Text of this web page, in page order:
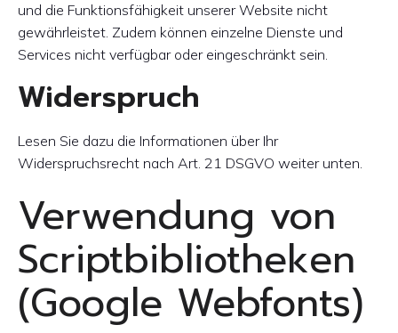
und die Funktionsfähigkeit unserer Website nicht
gewährleistet. Zudem können einzelne Dienste und
Services nicht verfügbar oder eingeschränkt sein.
Widerspruch
Lesen Sie dazu die Informationen über Ihr
Widerspruchsrecht nach Art. 21 DSGVO weiter unten.
Verwendung von
Scriptbibliotheken
(Google Webfonts)